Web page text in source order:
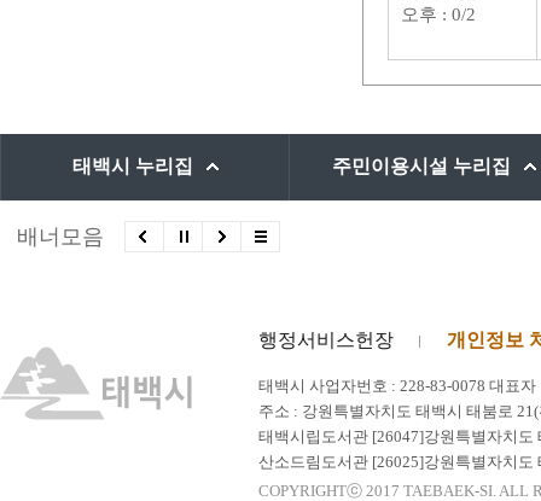
오후 : 0/2
바로가기 서비스
태백시 누리집 주민이용시설 누리집
배너모음
행정서비스헌장 개인정보
태백시 사업자번호 : 228-83-0078 대표자
주소 : 강원특별자치도 태백시 태붐로
태백시립도서관 [26047]강원특별자치도
산소드림도서관 [26025]강원특별자치도
COPYRIGHTⓒ 2017 TAEBAEK-SI. ALL